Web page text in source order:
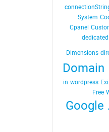
System
Cpanel
Dimensions
Domain
in wordpress
Free